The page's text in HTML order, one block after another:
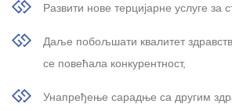
Развити нове терцијарне услуге за
Даље побољшати квалитет
се повећала конкурентност,
Унапређење сарадње са другим